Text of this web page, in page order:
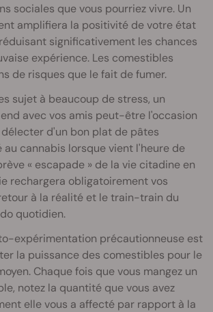
sociales que vous pourriez vivre. Un
amplifiera la positivité de votre état
significativement les chances
expérience. Les comestibles
de risques que le fait de fumer.
sujet à beaucoup de stress, un
avec vos amis peut-être l'occasion
d'un bon plat de pâtes
au cannabis lorsque vient l'heure de
« escapade » de la vie citadine en
rechargera obligatoirement vos
à la réalité et le train-train du
quotidien.
expérimentation précautionneuse est
la puissance des comestibles pour le
Chaque fois que vous mangez un
notez la quantité que vous avez
elle vous a affecté par rapport à la